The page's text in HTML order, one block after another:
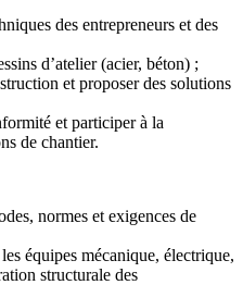
des entrepreneurs et des
d’atelier (acier, béton) ;
et proposer des solutions
et participer à la
de chantier.
normes et exigences de
équipes mécanique, électrique,
structurale des